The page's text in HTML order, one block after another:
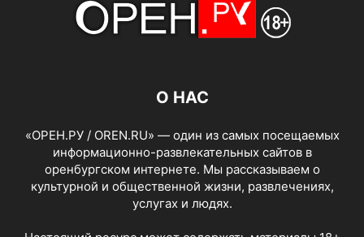
О НАС
«ОРЕН.РУ / OREN.RU» — один из самых посещаемых
информационно-развлекательных сайтов в
оренбургском интернете. Мы рассказываем о
культурной и общественной жизни, развлечениях,
услугах и людях.